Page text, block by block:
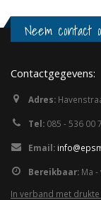
Neem contact
Contactgegevens:
Adres:
Tel: 085 - 536 00
Email:
Bereikbaar: Ma
In verband met